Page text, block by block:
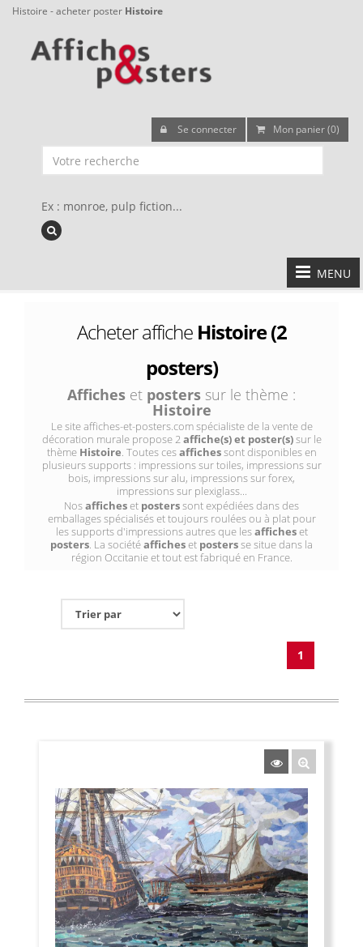
Histoire - acheter poster Histoire
Se connecter Mon panier (0)
Ex : monroe, pulp fiction...
MENU
Acheter affiche Histoire (2
posters)
Affiches et posters sur le thème :
Histoire
Le site affiches-et-posters.com spécialiste de la vente de
décoration murale propose 2affiche(s) et poster(s)sur le
thème Histoire. Toutes cesaffichessont disponibles en
plusieurs supports : impressions sur toiles, impressions sur
bois, impressions sur alu, impressions sur forex,
impressions sur plexiglass...
Nosafficheset posterssont expédiées dans des
emballages spécialisés et toujours roulées ou à plat pour
les supports d'impressions autres que lesafficheset
posters. La sociétéafficheset postersse situe dans la
région Occitanie et tout est fabriqué en France.
1